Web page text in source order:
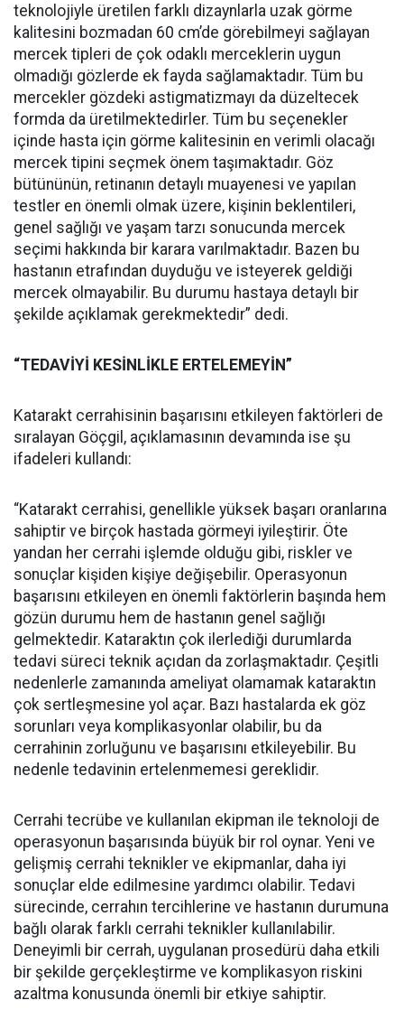
teknolojiyle üretilen farklı dizaynlarla uzak görme
kalitesini bozmadan 60 cm’de görebilmeyi sağlayan
mercek tipleri de çok odaklı merceklerin uygun
olmadığı gözlerde ek fayda sağlamaktadır. Tüm bu
mercekler gözdeki astigmatizmayı da düzeltecek
formda da üretilmektedirler. Tüm bu seçenekler
içinde hasta için görme kalitesinin en verimli olacağı
mercek tipini seçmek önem taşımaktadır. Göz
bütününün, retinanın detaylı muayenesi ve yapılan
testler en önemli olmak üzere, kişinin beklentileri,
genel sağlığı ve yaşam tarzı sonucunda mercek
seçimi hakkında bir karara varılmaktadır. Bazen bu
hastanın etrafından duyduğu ve isteyerek geldiği
mercek olmayabilir. Bu durumu hastaya detaylı bir
şekilde açıklamak gerekmektedir” dedi.
“TEDAVİYİ KESİNLİKLE ERTELEMEYİN”
Katarakt cerrahisinin başarısını etkileyen faktörleri de
sıralayan Göçgil, açıklamasının devamında ise şu
ifadeleri kullandı:
“Katarakt cerrahisi, genellikle yüksek başarı oranlarına
sahiptir ve birçok hastada görmeyi iyileştirir. Öte
yandan her cerrahi işlemde olduğu gibi, riskler ve
sonuçlar kişiden kişiye değişebilir. Operasyonun
başarısını etkileyen en önemli faktörlerin başında hem
gözün durumu hem de hastanın genel sağlığı
gelmektedir. Kataraktın çok ilerlediği durumlarda
tedavi süreci teknik açıdan da zorlaşmaktadır. Çeşitli
nedenlerle zamanında ameliyat olamamak kataraktın
çok sertleşmesine yol açar. Bazı hastalarda ek göz
sorunları veya komplikasyonlar olabilir, bu da
cerrahinin zorluğunu ve başarısını etkileyebilir. Bu
nedenle tedavinin ertelenmemesi gereklidir.
Cerrahi tecrübe ve kullanılan ekipman ile teknoloji de
operasyonun başarısında büyük bir rol oynar. Yeni ve
gelişmiş cerrahi teknikler ve ekipmanlar, daha iyi
sonuçlar elde edilmesine yardımcı olabilir. Tedavi
sürecinde, cerrahın tercihlerine ve hastanın durumuna
bağlı olarak farklı cerrahi teknikler kullanılabilir.
Deneyimli bir cerrah, uygulanan prosedürü daha etkili
bir şekilde gerçekleştirme ve komplikasyon riskini
azaltma konusunda önemli bir etkiye sahiptir.